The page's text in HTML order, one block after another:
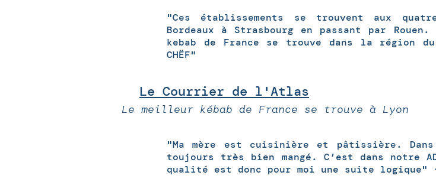
"Ces établissements se trouvent aux
Bordeaux à Strasbourg en passant par
kebab de France se trouve dans la région
CHËF"
Le Courrier de l'Atlas
Le meilleur kébab de France se trouve à Lyon
"Ma mère est cuisinière et pâtissière.
toujours très bien mangé. C’est dans notre
qualité est donc pour moi une suite logique" -